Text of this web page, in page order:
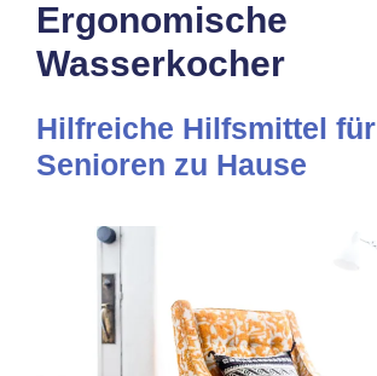
Ergonomische
Wasserkocher
Hilfreiche Hilfsmittel für
Senioren zu Hause